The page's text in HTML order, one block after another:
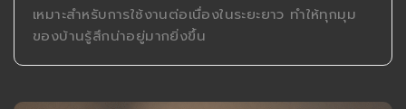
เหมาะสำหรับการใช้งานต่อเนื่องในระยะยาว ทำให้ทุกมุม
ของบ้านรู้สึกน่าอยู่มากยิ่งขึ้น